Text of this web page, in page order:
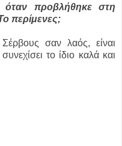
προβλήθηκε στη
περίμενες;
σαν λαός, είναι
το ίδιο καλά και